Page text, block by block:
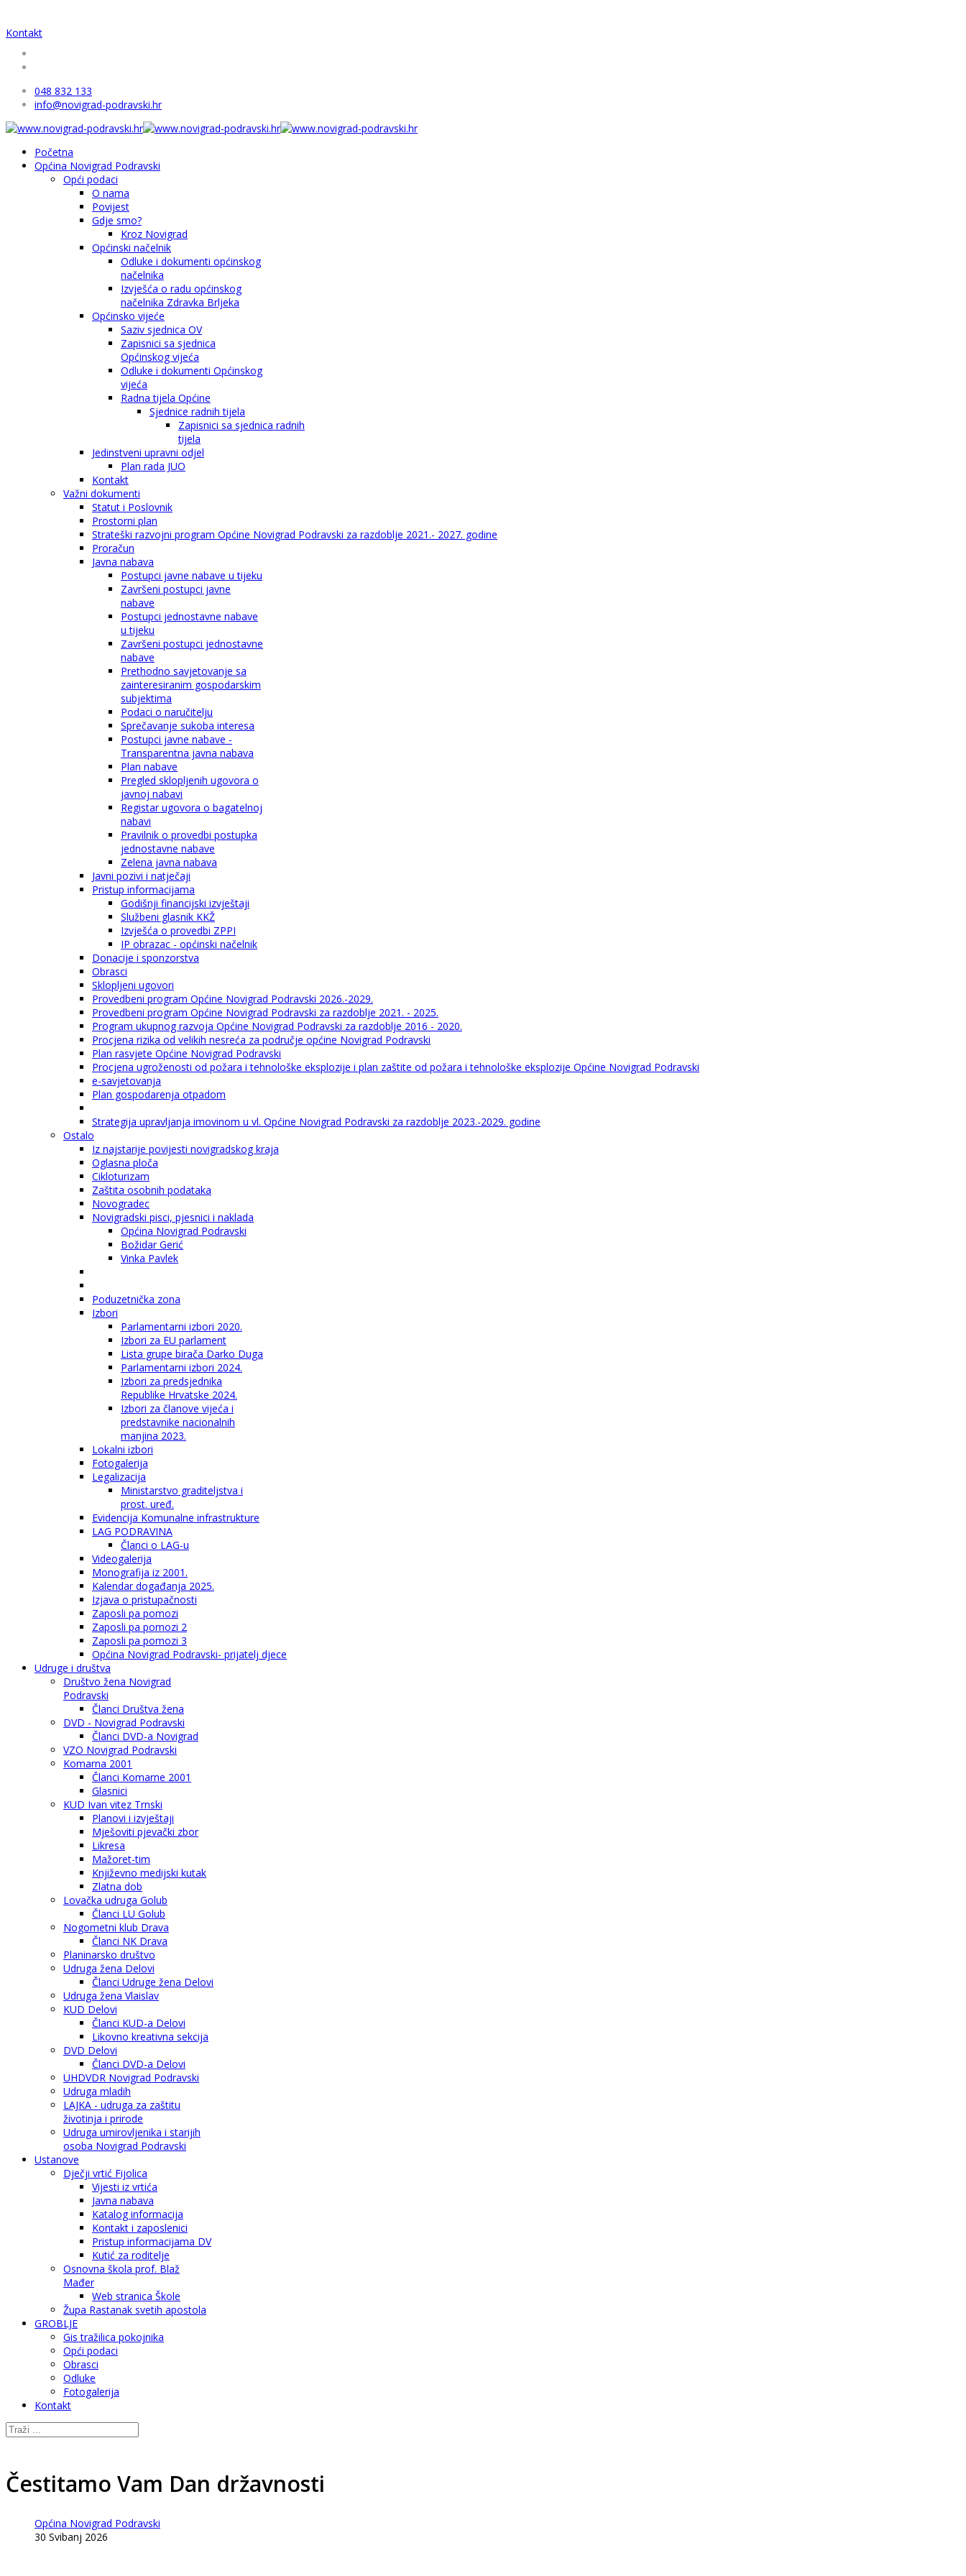
Kontakt
048 832 133
info@novigrad-podravski.hr
Početna
Općina Novigrad Podravski
Opći podaci
O nama
Povijest
Gdje smo?
Kroz Novigrad
Općinski načelnik
Odluke i dokumenti općinskog
načelnika
Izvješća o radu općinskog
načelnika Zdravka Brljeka
Općinsko vijeće
Saziv sjednica OV
Zapisnici sa sjednica
Općinskog vijeća
Odluke i dokumenti Općinskog
vijeća
Radna tijela Općine
Sjednice radnih tijela
Zapisnici sa sjednica radnih
tijela
Jedinstveni upravni odjel
Plan rada JUO
Kontakt
Važni dokumenti
Statut i Poslovnik
Prostorni plan
Strateški razvojni program Općine Novigrad Podravski za razdoblje 2021.- 2027. godine
Proračun
Javna nabava
Postupci javne nabave u tijeku
Završeni postupci javne
nabave
Postupci jednostavne nabave
u tijeku
Završeni postupci jednostavne
nabave
Prethodno savjetovanje sa
zainteresiranim gospodarskim
subjektima
Podaci o naručitelju
Sprečavanje sukoba interesa
Postupci javne nabave -
Transparentna javna nabava
Plan nabave
Pregled sklopljenih ugovora o
javnoj nabavi
Registar ugovora o bagatelnoj
nabavi
Pravilnik o provedbi postupka
jednostavne nabave
Zelena javna nabava
Javni pozivi i natječaji
Pristup informacijama
Godišnji financijski izvještaji
Službeni glasnik KKŽ
Izvješća o provedbi ZPPI
IP obrazac - općinski načelnik
Donacije i sponzorstva
Obrasci
Sklopljeni ugovori
Provedbeni program Općine Novigrad Podravski 2026.-2029.
Provedbeni program Općine Novigrad Podravski za razdoblje 2021. - 2025.
Program ukupnog razvoja Općine Novigrad Podravski za razdoblje 2016 - 2020.
Procjena rizika od velikih nesreća za područje općine Novigrad Podravski
Plan rasvjete Općine Novigrad Podravski
Procjena ugroženosti od požara i tehnološke eksplozije i plan zaštite od požara i tehnološke eksplozije Općine Novigrad Podravski
e-savjetovanja
Plan gospodarenja otpadom
Strategija upravljanja imovinom u vl. Općine Novigrad Podravski za razdoblje 2023.-2029. godine
Ostalo
Iz najstarije povijesti novigradskog kraja
Oglasna ploča
Cikloturizam
Zaštita osobnih podataka
Novogradec
Novigradski pisci, pjesnici i naklada
Općina Novigrad Podravski
Božidar Gerić
Vinka Pavlek
Poduzetnička zona
Izbori
Parlamentarni izbori 2020.
Izbori za EU parlament
Lista grupe birača Darko Duga
Parlamentarni izbori 2024.
Izbori za predsjednika
Republike Hrvatske 2024.
Izbori za članove vijeća i
predstavnike nacionalnih
manjina 2023.
Lokalni izbori
Fotogalerija
Legalizacija
Ministarstvo graditeljstva i
prost. uređ.
Evidencija Komunalne infrastrukture
LAG PODRAVINA
Članci o LAG-u
Videogalerija
Monografija iz 2001.
Kalendar događanja 2025.
Izjava o pristupačnosti
Zaposli pa pomozi
Zaposli pa pomozi 2
Zaposli pa pomozi 3
Općina Novigrad Podravski- prijatelj djece
Udruge i društva
Društvo žena Novigrad
Podravski
Članci Društva žena
DVD - Novigrad Podravski
Članci DVD-a Novigrad
VZO Novigrad Podravski
Komarna 2001
Članci Komarne 2001
Glasnici
KUD Ivan vitez Trnski
Planovi i izvještaji
Mješoviti pjevački zbor
Likresa
Mažoret-tim
Književno medijski kutak
Zlatna dob
Lovačka udruga Golub
Članci LU Golub
Nogometni klub Drava
Članci NK Drava
Planinarsko društvo
Udruga žena Delovi
Članci Udruge žena Delovi
Udruga žena Vlaislav
KUD Delovi
Članci KUD-a Delovi
Likovno kreativna sekcija
DVD Delovi
Članci DVD-a Delovi
UHDVDR Novigrad Podravski
Udruga mladih
LAJKA - udruga za zaštitu
životinja i prirode
Udruga umirovljenika i starijih
osoba Novigrad Podravski
Ustanove
Dječji vrtić Fijolica
Vijesti iz vrtića
Javna nabava
Katalog informacija
Kontakt i zaposlenici
Pristup informacijama DV
Kutić za roditelje
Osnovna škola prof. Blaž
Mađer
Web stranica Škole
Župa Rastanak svetih apostola
GROBLJE
Gis tražilica pokojnika
Opći podaci
Obrasci
Odluke
Fotogalerija
Kontakt
Čestitamo Vam Dan državnosti
Općina Novigrad Podravski
30 Svibanj 2026